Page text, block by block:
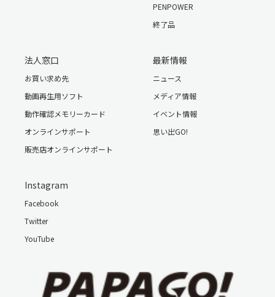
P2PRO-BK-8G
JANコード 4582448450082
モニター 2.4インチTFTカラー液晶
加速度センサー
録画ファイル形式
音声録音 ON/OFF
PENPOWER
終了品
法人窓口
お買い求め先
動画再生用ソフト
動作確認メモリーカード
オンラインサポート
販売店オンラインサポート
最新情報
ニュース
メディア情報
イベント情報
思い出GO!
Instagram
Facebook
Twitter
YouTube